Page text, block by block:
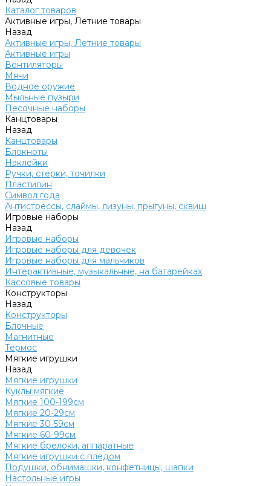
Каталог товаров
Активные игры, Летние товары
Назад
Активные игры, Летние товары
Активные игры
Вентиляторы
Мячи
Водное оружие
Мыльные пузыри
Песочные наборы
Канцтовары
Назад
Канцтовары
Блокноты
Наклейки
Ручки, стерки, точилки
Пластилин
Символ года
Антистрессы, слаймы, лизуны, прыгуны, сквиш
Игровые наборы
Назад
Игровые наборы
Игровые наборы для девочек
Игровые наборы для мальчиков
Интерактивные, музыкальные, на батарейках
Кассовые товары
Конструкторы
Назад
Конструкторы
Блочные
Магнитные
Термос
Мягкие игрушки
Назад
Мягкие игрушки
Куклы мягкие
Мягкие 100-199см
Мягкие 20-29см
Мягкие 30-59см
Мягкие 60-99см
Мягкие брелоки, аппаратные
Мягкие игрушки с пледом
Подушки, обнимашки, конфетницы, шапки
Настольные игры